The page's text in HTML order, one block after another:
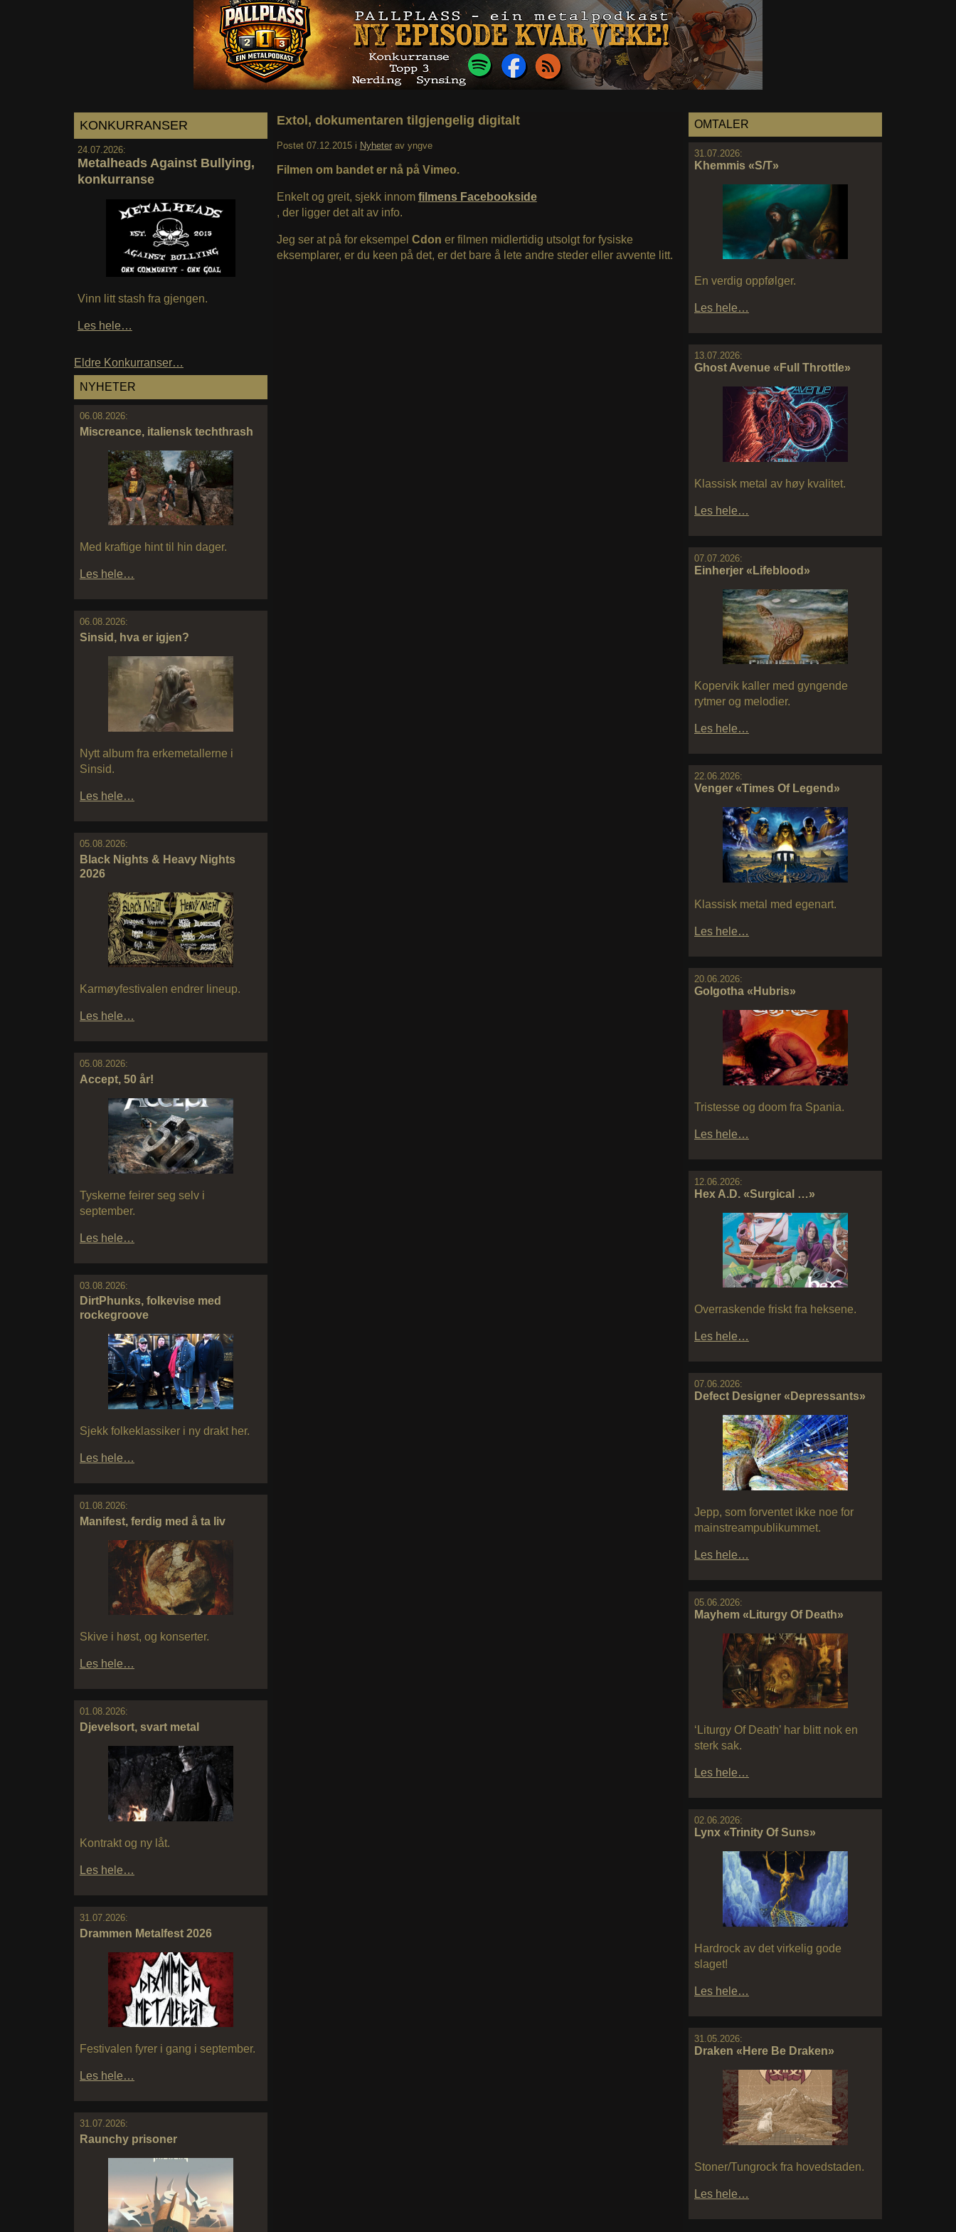
KONKURRANSER
24.07.2026:
Metalheads Against Bullying,
konkurranse
Vinn litt stash fra gjengen.
Les hele…
Eldre Konkurranser…
NYHETER
06.08.2026:
Miscreance, italiensk techthrash
Med kraftige hint til hin dager.
Les hele…
06.08.2026:
Sinsid, hva er igjen?
Nytt album fra erkemetallerne i
Sinsid.
Les hele…
05.08.2026:
Black Nights & Heavy Nights
2026
Karmøyfestivalen endrer lineup.
Les hele…
05.08.2026:
Accept, 50 år!
Tyskerne feirer seg selv i
september.
Les hele…
03.08.2026:
DirtPhunks, folkevise med
rockegroove
Sjekk folkeklassiker i ny drakt her.
Les hele…
01.08.2026:
Manifest, ferdig med å ta liv
Skive i høst, og konserter.
Les hele…
01.08.2026:
Djevelsort, svart metal
Kontrakt og ny låt.
Les hele…
31.07.2026:
Drammen Metalfest 2026
Festivalen fyrer i gang i september.
Les hele…
31.07.2026:
Raunchy prisoner
OMTALER
31.07.2026:
Khemmis «S/T»
En verdig oppfølger.
Les hele…
13.07.2026:
Ghost Avenue «Full Throttle»
Klassisk metal av høy kvalitet.
Les hele…
07.07.2026:
Einherjer «Lifeblood»
Kopervik kaller med gyngende
rytmer og melodier.
Les hele…
22.06.2026:
Venger «Times Of Legend»
Klassisk metal med egenart.
Les hele…
20.06.2026:
Golgotha «Hubris»
Tristesse og doom fra Spania.
Les hele…
12.06.2026:
Hex A.D. «Surgical …»
Overraskende friskt fra heksene.
Les hele…
07.06.2026:
Defect Designer «Depressants»
Jepp, som forventet ikke noe for
mainstreampublikummet.
Les hele…
05.06.2026:
Mayhem «Liturgy Of Death»
‘Liturgy Of Death’ har blitt nok en
sterk sak.
Les hele…
02.06.2026:
Lynx «Trinity Of Suns»
Hardrock av det virkelig gode
slaget!
Les hele…
31.05.2026:
Draken «Here Be Draken»
Stoner/Tungrock fra hovedstaden.
Les hele…
Extol, dokumentaren tilgjengelig digitalt
Postet 07.12.2015 i Nyheter av yngve
Filmen om bandet er nå på Vimeo.
Enkelt og greit, sjekk innom filmens Facebookside
, der ligger det alt av info.
Jeg ser at på for eksempel Cdon er filmen midlertidig utsolgt for fysiske
eksemplarer, er du keen på det, er det bare å lete andre steder eller avvente litt.